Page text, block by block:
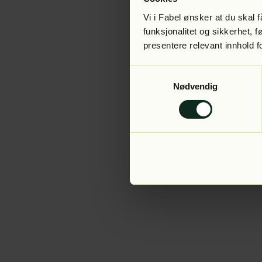
Vi i Fabel ønsker at du skal
funksjonalitet og sikkerhet,
presentere relevant innhold
Nødvendig
Application